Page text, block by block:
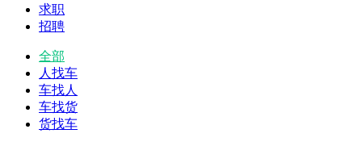
求职
招聘
全部
人找车
车找人
车找货
货找车